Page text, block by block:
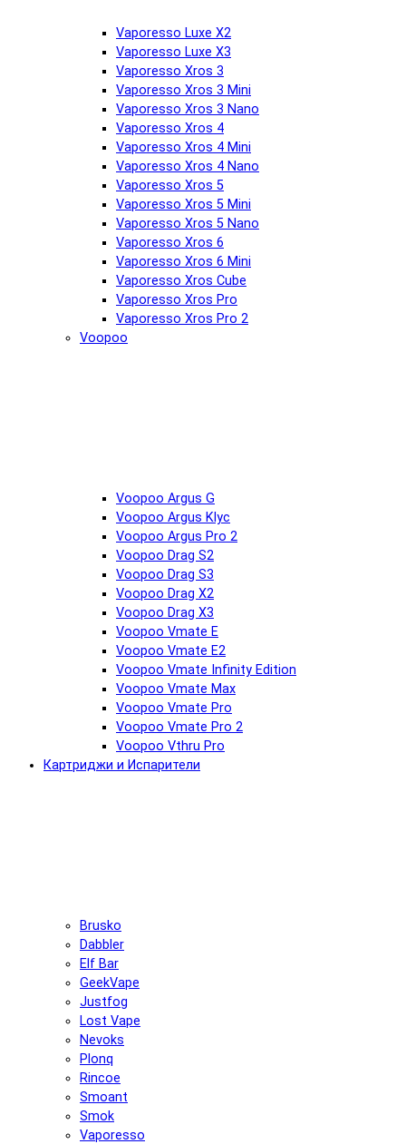
Vaporesso Luxe X2
Vaporesso Luxe X3
Vaporesso Xros 3
Vaporesso Xros 3 Mini
Vaporesso Xros 3 Nano
Vaporesso Xros 4
Vaporesso Xros 4 Mini
Vaporesso Xros 4 Nano
Vaporesso Xros 5
Vaporesso Xros 5 Mini
Vaporesso Xros 5 Nano
Vaporesso Xros 6
Vaporesso Xros 6 Mini
Vaporesso Xros Cube
Vaporesso Xros Pro
Vaporesso Xros Pro 2
Voopoo
Voopoo Argus G
Voopoo Argus Klyc
Voopoo Argus Pro 2
Voopoo Drag S2
Voopoo Drag S3
Voopoo Drag X2
Voopoo Drag X3
Voopoo Vmate E
Voopoo Vmate E2
Voopoo Vmate Infinity Edition
Voopoo Vmate Max
Voopoo Vmate Pro
Voopoo Vmate Pro 2
Voopoo Vthru Pro
Картриджи и Испарители
Brusko
Dabbler
Elf Bar
GeekVape
Justfog
Lost Vape
Nevoks
Plonq
Rincoe
Smoant
Smok
Vaporesso